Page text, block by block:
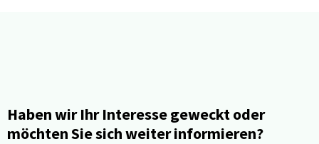
Haben wir Ihr Interesse geweckt oder
möchten Sie sich weiter informieren?